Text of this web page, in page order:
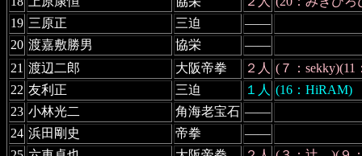
19 三原正 三迫
――
20 渡嘉敷勝男 協栄
――
21 渡辺二郎 大阪帝拳 ２人 (７：sekky)(11
22 友利正 三迫 １人 (16：HiRAM)
23 小林光二 角海老宝石 ――
24 浜田剛史 帝拳
――